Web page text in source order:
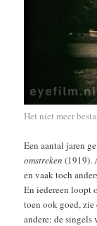
Het niet meer
Een aantal jaren
omstreken (1919).
en vaak toch
En iedereen loopt
toen ook goed,
andere: de singels